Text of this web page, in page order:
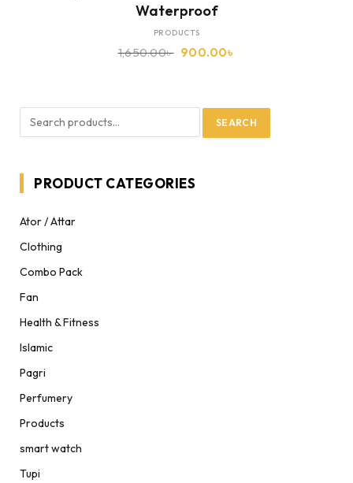
Waterproof
PRODUCTS
1,650.00৳ 900.00৳
SEARCH
PRODUCT CATEGORIES
Ator / Attar
Clothing
Combo Pack
Fan
Health & Fitness
Islamic
Pagri
Perfumery
Products
smart watch
Tupi